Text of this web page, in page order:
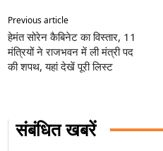
Previous article
हेमंत सोरेन कैबिनेट का विस्तार, 11
मंत्रियों ने राजभवन में ली मंत्री पद
की शपथ, यहां देखें पूरी लिस्ट
संबंधित खबरें